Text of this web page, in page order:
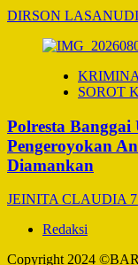
DIRSON
SOROT
Polresta Banggai
Pengeroyokan
Diamankan
JEINITA CLAUDIA
Redaksi
Copyright 2024